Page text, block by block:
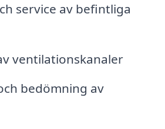
service av befintliga
ventilationskanaler
bedömning av